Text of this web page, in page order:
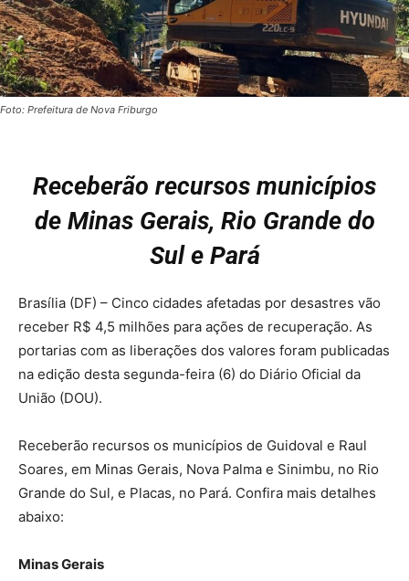
Foto: Prefeitura de Nova Friburgo
Receberão recursos municípios
de Minas Gerais, Rio Grande do
Sul e Pará
Brasília (DF) – Cinco cidades afetadas por desastres vão
receber R$ 4,5 milhões para ações de recuperação. As
portarias com as liberações dos valores foram publicadas
na edição desta segunda-feira (6) do Diário Oficial da
União (DOU).
Receberão recursos os municípios de Guidoval e Raul
Soares, em Minas Gerais, Nova Palma e Sinimbu, no Rio
Grande do Sul, e Placas, no Pará. Confira mais detalhes
abaixo:
Minas Gerais